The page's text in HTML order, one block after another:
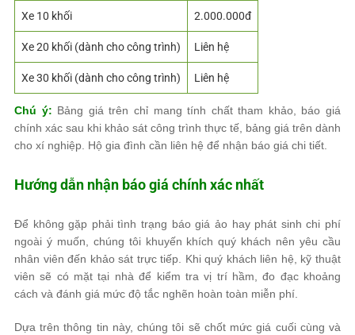
Xe 10 khối 2.000.000đ
Xe 20 khối (dành cho công trình) Liên hệ
Xe 30 khối (dành cho công trình) Liên hệ
Chú ý: Bảng giá trên chỉ mang tính chất tham khảo, báo giá
chính xác sau khi khảo sát công trình thực tế, bảng giá trên dành
cho xí nghiệp. Hộ gia đình cần liên hệ để nhận báo giá chi tiết.
Hướng dẫn nhận báo giá chính xác nhất
Để không gặp phải tình trạng báo giá ảo hay phát sinh chi phí
ngoài ý muốn, chúng tôi khuyến khích quý khách nên yêu cầu
nhân viên đến khảo sát trực tiếp. Khi quý khách liên hệ, kỹ thuật
viên sẽ có mặt tại nhà để kiểm tra vị trí hầm, đo đạc khoảng
cách và đánh giá mức độ tắc nghẽn hoàn toàn miễn phí.
Dựa trên thông tin này, chúng tôi sẽ chốt mức giá cuối cùng và